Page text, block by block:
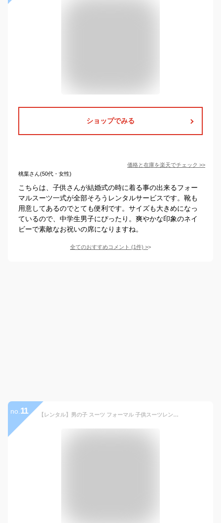
ショップでみる
価格と在庫を楽天でチェック >>
桃葉さん(50代・女性)
こちらは、子供さんが結婚式の時に着る事の出来るフォー
マルスーツ一式が全部そろうレンタルサービスです。靴も
用意してあるのでとても便利です。サイズも大きめになっ
ているので、中学生男子にぴったり。爽やかな印象のネイ
ビーで素敵なお祝いの席になりますね。
全てのおすすめコメント (1件) >
no. 11 【レンタル】男の子 スーツ フォーマル 子供スーツレンタル【靴セット】 【おとこのこ 男子 シャツ パンツ 結婚式 発表会 コンクール ピアノ 入学式 卒業式 小学校 中学校 卒服 制服】 E.ZEGNA グレー 細身 1022 140cm 150cm 160cm送料無料